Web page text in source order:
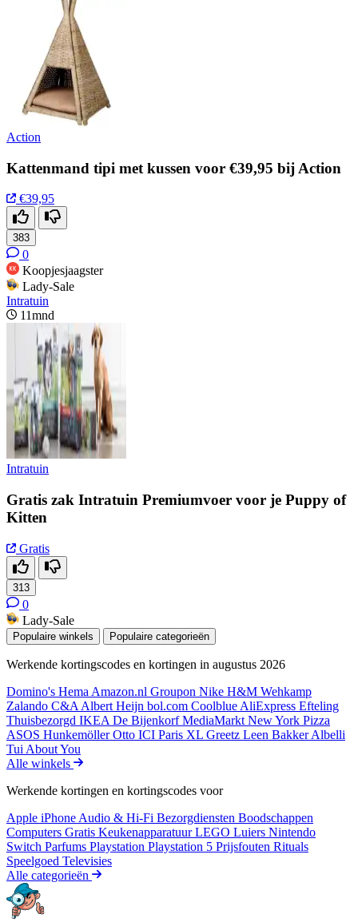
Action
Kattenmand tipi met kussen voor €39,95 bij Action
€39,95
383
0
Koopjesjaagster
Lady-Sale
Intratuin
11mnd
Intratuin
Gratis zak Intratuin Premiumvoer voor je Puppy of
Kitten
Gratis
313
0
Lady-Sale
Populaire winkels Populaire categorieën
Werkende kortingscodes en kortingen in augustus 2026
Domino's Hema Amazon.nl Groupon Nike H&M Wehkamp
Zalando C&A Albert Heijn bol.com Coolblue AliExpress Efteling
Thuisbezorgd IKEA De BijenkorfMediaMarkt New York Pizza
ASOS HunkemöllerOtto ICI Paris XL Greetz Leen BakkerAlbelli
Tui About You
Alle winkels
Werkende kortingen en kortingscodes voor
Apple iPhone Audio & Hi-Fi Bezorgdiensten Boodschappen
Computers Gratis KeukenapparatuurLEGO Luiers Nintendo
Switch Parfums Playstation Playstation 5 Prijsfouten Rituals
Speelgoed Televisies
Alle categorieën